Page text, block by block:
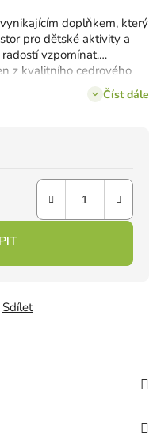
doplňkem, který
pro dětské aktivity a
vzpomínat.
z kvalitního cedrového
Číst dále
Sdílet